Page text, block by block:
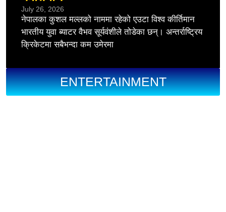
July 26, 2026
नेपालका कुशल मल्लको नाममा रहेको एउटा विश्व कीर्तिमान
भारतीय युवा ब्याटर वैभव सूर्यवंशीले तोडेका छन्। अन्तर्राष्ट्रिय
क्रिकेटमा सबैभन्दा कम उमेरमा
ENTERTAINMENT